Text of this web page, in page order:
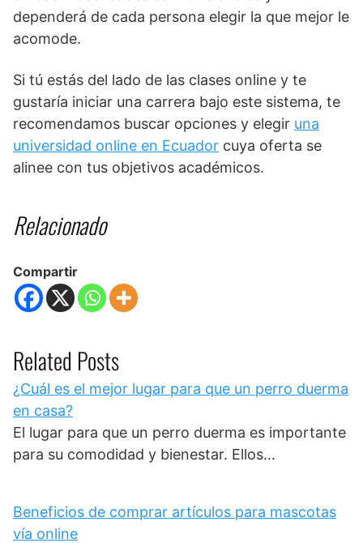
dependerá de cada persona elegir la que mejor le
acomode.
Si tú estás del lado de las clases online y te
gustaría iniciar una carrera bajo este sistema, te
recomendamos buscar opciones y elegir una
universidad online en Ecuador cuya oferta se
alinee con tus objetivos académicos.
Relacionado
Compartir
Related Posts
¿Cuál es el mejor lugar para que un perro duerma
en casa?
El lugar para que un perro duerma es importante
para su comodidad y bienestar. Ellos…
Beneficios de comprar artículos para mascotas
vía online